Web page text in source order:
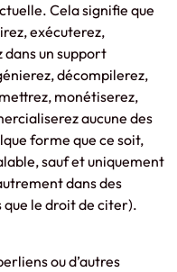
Cela signifie que
exécuterez,
un support
décompilerez,
monétiserez,
aucune des
forme que ce soit,
sauf et uniquement
dans des
le droit de citer).
ou d’autres